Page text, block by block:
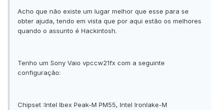
Acho que não existe um lugar melhor que esse para se
obter ajuda, tendo em vista que por aqui estão os melhores
quando o assunto é Hackintosh.
Tenho um Sony Vaio vpccw21fx com a seguinte
configuração:
Chipset :Intel Ibex Peak-M PM55, Intel Ironlake-M